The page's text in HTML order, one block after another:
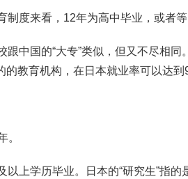
度来看，12年为高中毕业，或者
中国的“大专”类似，但又不尽相
教育机构，在日本就业率可以达到
。
上学历毕业。日本的“研究生”指